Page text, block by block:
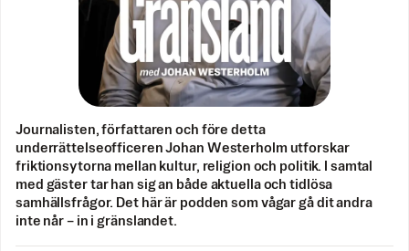
Journalisten, författaren och före detta
underrättelseofficeren Johan Westerholm utforskar
friktionsytorna mellan kultur, religion och politik. I samtal
med gäster tar han sig an både aktuella och tidlösa
samhällsfrågor. Det här är podden som vågar gå dit andra
inte når – in i gränslandet.